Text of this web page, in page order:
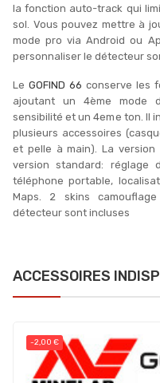
la fonction auto-track qui
sol. Vous pouvez mettre à
mode pro via Android ou
personnaliser le détecteur
Le GOFIND 66 conserve les
ajoutant un 4ème mode
sensibilité et un 4eme ton. Il
plusieurs accessoires
et pelle à main). La
version standard: réglage
téléphone portable,
Maps. 2 skins
détecteur sont incluses
ACCESSOIRES
-2,00 €